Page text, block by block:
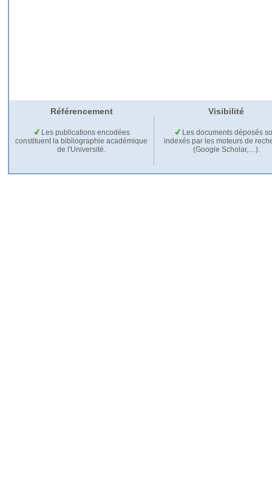
Référencement Visibilité
Les publications encodées
constituent la bibliographie académique
de l'Université.
Les documents déposés
indexés par les moteurs de
(Google Scholar,…).